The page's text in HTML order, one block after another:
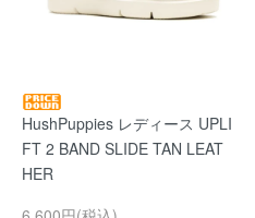
HushPuppies レディース UPLI
FT 2 BAND SLIDE TAN LEAT
HER